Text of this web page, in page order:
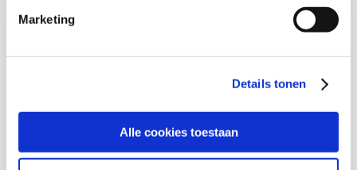
Marketing
Details tonen
Alle cookies toestaan